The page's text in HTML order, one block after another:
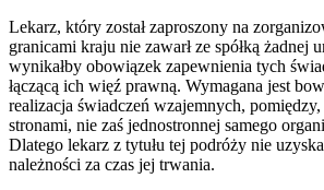
Lekarz, który został zaproszony na
granicami kraju nie zawarł ze spółką żadnej
wynikałby obowiązek zapewnienia tych
łączącą ich więź prawną. Wymagana jest
realizacja świadczeń wzajemnych,
stronami, nie zaś jednostronnej samego
Dlatego lekarz z tytułu tej podróży nie
należności za czas jej trwania.